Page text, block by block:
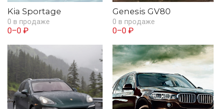
Kia Sportage
0 в продаже
0–0 ₽
Genesis GV80
0 в продаже
0–0 ₽